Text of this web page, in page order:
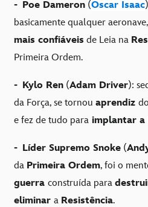
- Poe Dameron (Oscar Isaac
basicamente qualquer
mais confiáveis de Leia na
Primeira Ordem.
- Kylo Ren (Adam Driver):
da Força, se tornou aprendiz do
e fez de tudo para implantar a
- Líder Supremo Snoke (
da Primeira Ordem, foi o
guerra construída para
eliminar a Resistência.